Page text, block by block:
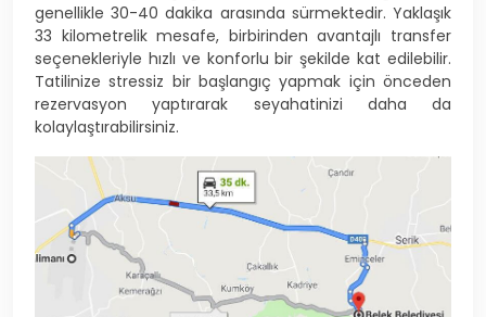
genellikle 30-40 dakika arasında sürmektedir. Yaklaşık
33 kilometrelik mesafe, birbirinden avantajlı transfer
seçenekleriyle hızlı ve konforlu bir şekilde kat edilebilir.
Tatilinize stressiz bir başlangıç yapmak için önceden
rezervasyon yaptırarak seyahatinizi daha da
kolaylaştırabilirsiniz.